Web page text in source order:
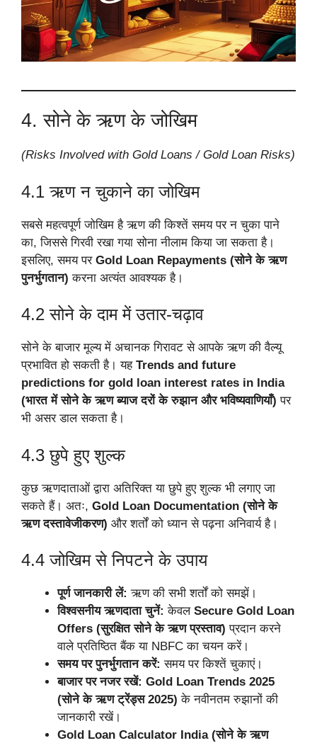
4. सोने के ऋण के जोखिम
(Risks Involved with Gold Loans / Gold Loan Risks)
4.1 ऋण न चुकाने का जोखिम
सबसे महत्वपूर्ण जोखिम है ऋण की किश्तें समय पर न चुका पाने
का, जिससे गिरवी रखा गया सोना नीलाम किया जा सकता है।
इसलिए, समय पर Gold Loan Repayments (सोने के ऋण
पुनर्भुगतान) करना अत्यंत आवश्यक है।
4.2 सोने के दाम में उतार-चढ़ाव
सोने के बाजार मूल्य में अचानक गिरावट से आपके ऋण की वैल्यू
प्रभावित हो सकती है। यह Trends and future
predictions for gold loan interest rates in India
(भारत में सोने के ऋण ब्याज दरों के रुझान और भविष्यवाणियाँ) पर
भी असर डाल सकता है।
4.3 छुपे हुए शुल्क
कुछ ऋणदाताओं द्वारा अतिरिक्त या छुपे हुए शुल्क भी लगाए जा
सकते हैं। अतः, Gold Loan Documentation (सोने के
ऋण दस्तावेजीकरण) और शर्तों को ध्यान से पढ़ना अनिवार्य है।
4.4 जोखिम से निपटने के उपाय
पूर्ण जानकारी लें: ऋण की सभी शर्तों को समझें।
विश्वसनीय ऋणदाता चुनें: केवल Secure Gold Loan
Offers (सुरक्षित सोने के ऋण प्रस्ताव) प्रदान करने
वाले प्रतिष्ठित बैंक या NBFC का चयन करें।
समय पर पुनर्भुगतान करें: समय पर किश्तें चुकाएं।
बाजार पर नजर रखें: Gold Loan Trends 2025
(सोने के ऋण ट्रेंड्स 2025) के नवीनतम रुझानों की
जानकारी रखें।
Gold Loan Calculator India (सोने के ऋण